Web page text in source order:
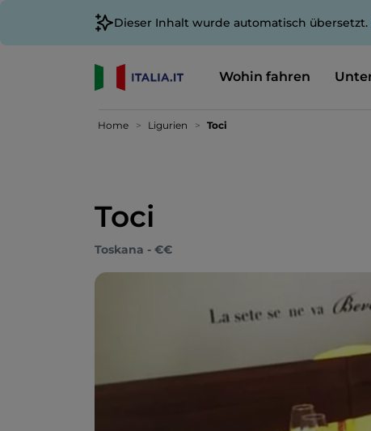
Dieser Inhalt wurde automatisch übersetzt.
Wohin fahren
Home Ligurien Toci
Toci
Toskana - €€